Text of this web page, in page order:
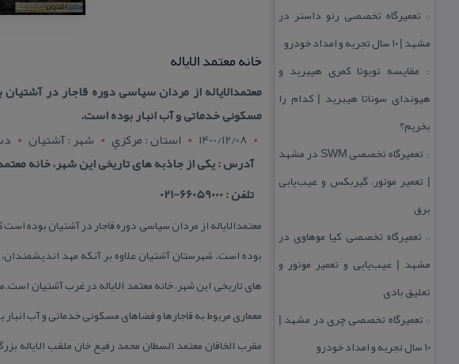
:: تعمیرگاه تخصصی رنو داستر در
مشهد | ۱۰ سال تجربه و امداد خودرو
:: مقایسه تویوتا كمری هیبرید و
هیوندای سوناتا هیبرید | كدام را
بخریم؟
::
تعمیرگاه تخصصی SWM در مشهد
| تعمیر موتور، گیربكس و عیب‌یابی
برق
:: تعمیرگاه تخصصی كیا موهاوی در
مشهد | عیب‌یابی و تعمیر موتور و
تعلیق بادی
:: تعمیرگاه تخصصی چری در مشهد |
۱۰ سال تجربه و امداد خودرو
خانه معتمد الایاله
معتمدالایاله از مردان سیاسی دوره قاجار در
مسكونی خدماتی و آب انبار بوده است.
1400/12/08
استان : مرکزي شهر : آشتيان
آدرس : یكی از جاذبه های تاریخی این شهر، خانه
تلفن : 66059000-021
معتمدالایاله از مردان سیاسی دوره قاجار در آشتیان بوده
بوده است. شهرستان آشتیان علاوه بر آنكه مهد
های تاریخی این شهر، خانه معتمد الایاله در غرب آشتیان
معماری مربوط به قاجارها و فضاهای مسكونی خدماتی و آب